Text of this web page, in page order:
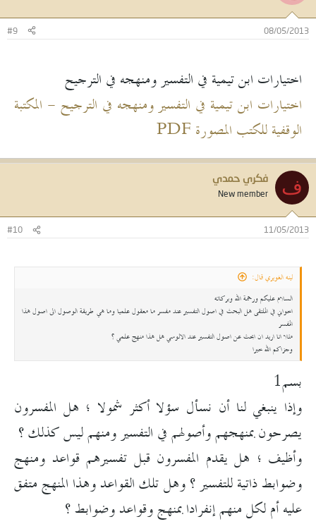
08/05/2013
#9
اختيارات ابن تيمية في التفسير ومنهجه في الترجيح
اختيارات ابن تيمية في التفسير ومنهجه في الترجيح - المكتبة
الوقفية للكتب المصورة PDF
ف فكري حمدي
New member
11/05/2013
#10
لينه الغويري قال:
السلام عليكم ورحمة الله وبركاته
اخواني في الملتقى هل البحث في اصول التفسير عند مفسر ما معقول علميا وما هي طريقة الوصول الى اصول هذا
المفسر
مثلا انا اريد ان ابحث عن اصول التفسير عند الالوسي هل هذا منهج علمي ؟
وجزاكم الله خيرا
بسم1
وإذا ينبغي لنا أن نسأل سؤلا أكثر شمولا ؛ هل المفسرون
يصرحون بمنهجهم وأصولهم في التفسير ومنهم ليس كذلك ؟
وأظيف ؛ هل يقدم المفسرون قبل تفسيرهم قواعد ومنهج
وضوابط ذاتية للتفسير ؟ وهل تلك القواعد وهذا المنهج متفق
عليه أم لكل منهم إنفرادا بمنهج وقواعد وضوابط ؟